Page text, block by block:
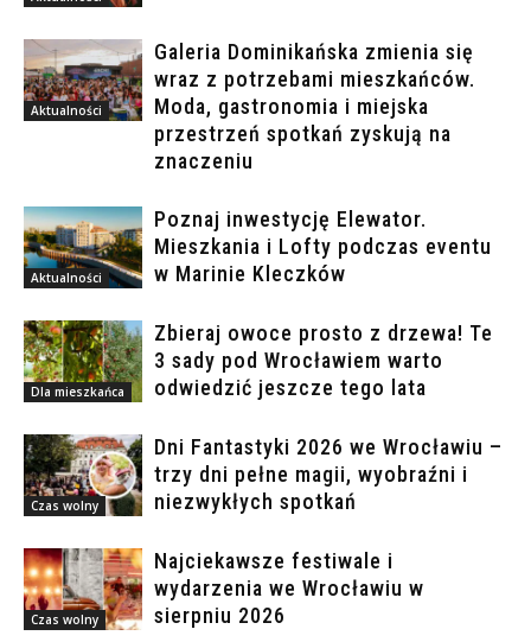
Aktualności
Galeria Dominikańska zmienia się
wraz z potrzebami mieszkańców.
Moda, gastronomia i miejska
przestrzeń spotkań zyskują na
znaczeniu
Aktualności
Poznaj inwestycję Elewator.
Mieszkania i Lofty podczas eventu
w Marinie Kleczków
Dla mieszkańca
Zbieraj owoce prosto z drzewa! Te
3 sady pod Wrocławiem warto
odwiedzić jeszcze tego lata
Czas wolny
Dni Fantastyki 2026 we Wrocławiu –
trzy dni pełne magii, wyobraźni i
niezwykłych spotkań
Czas wolny
Najciekawsze festiwale i
wydarzenia we Wrocławiu w
sierpniu 2026